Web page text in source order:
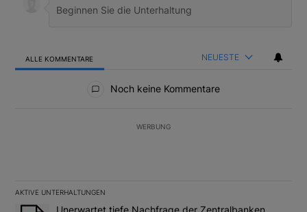
ALLE KOMMENTARE NEUESTE
Noch keine Kommentare
WERBUNG
AKTIVE UNTERHALTUNGEN
Das Folgende ist eine Liste der am meisten kommentierten